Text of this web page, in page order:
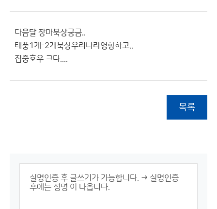
다음달 장마북상궁금..
태풍1게-2개북상우리나라영항하고..
집중호우 크다....
목록